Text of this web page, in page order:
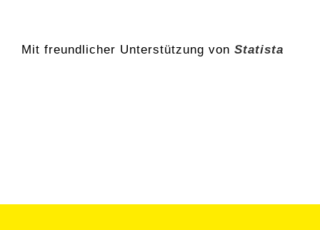
Mit freundlicher Unterstützung von Statista